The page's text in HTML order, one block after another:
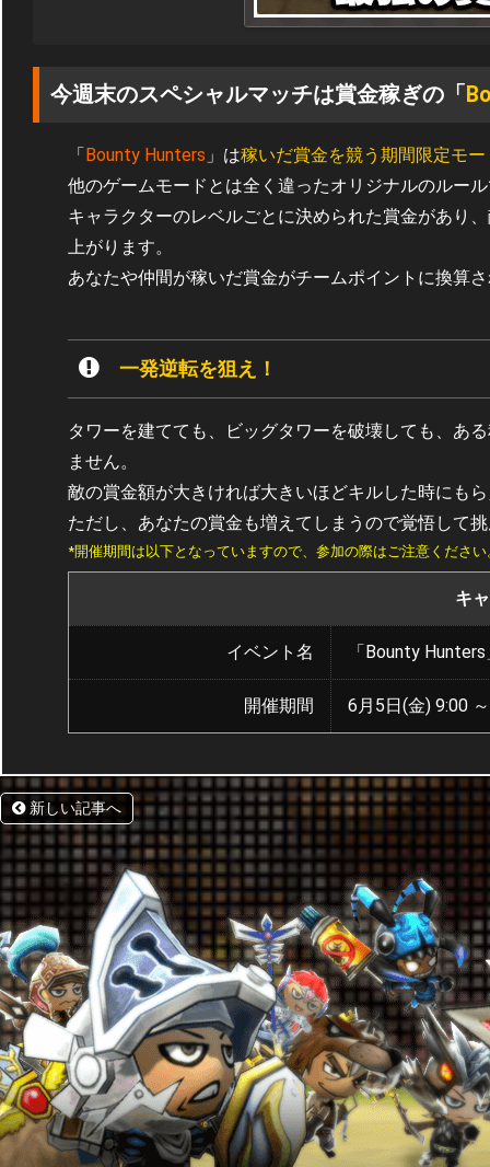
今週末のスペシャルマッチは賞金稼ぎの「
「Bounty Hunters 」は稼いだ賞金を競う期間限定モー
他のゲームモードとは全く違ったオリジナルのルー
キャラクターのレベルごとに決められた賞金があり
上がります。
あなたや仲間が稼いだ賞金がチームポイントに換算
一発逆転を狙え！
タワーを建てても、ビッグタワーを破壊しても、あ
ません。
敵の賞金額が大きければ大きいほどキルした時にも
ただし、あなたの賞金も増えてしまうので覚悟して
*開催期間は以下となっていますので、参加の際はご注意ください
キ
イベント名 「Bounty
開催期間 6月5日(金) 9:00
新しい記事へ